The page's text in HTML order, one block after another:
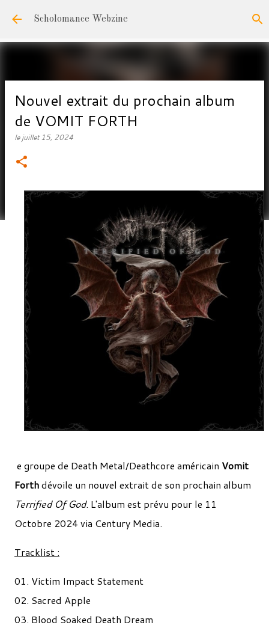
Accéder au contenu principal
Scholomance Webzine
Nouvel extrait du prochain album
de VOMIT FORTH
lejuillet 15, 2024
e groupe de Death Metal/Deathcore américain Vomit
Forthdévoile un nouvel extrait de son prochain album
Terrified Of God. L'album est prévu pour le 11
Octobre 2024 via Century Media.
Tracklist :
01. Victim Impact Statement
02. Sacred Apple
03. Blood Soaked Death Dream